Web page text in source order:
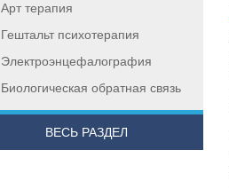
Арт терапия
Гештальт психотерапия
Электроэнцефалография
Биологическая обратная связь
ВЕСЬ РАЗДЕЛ